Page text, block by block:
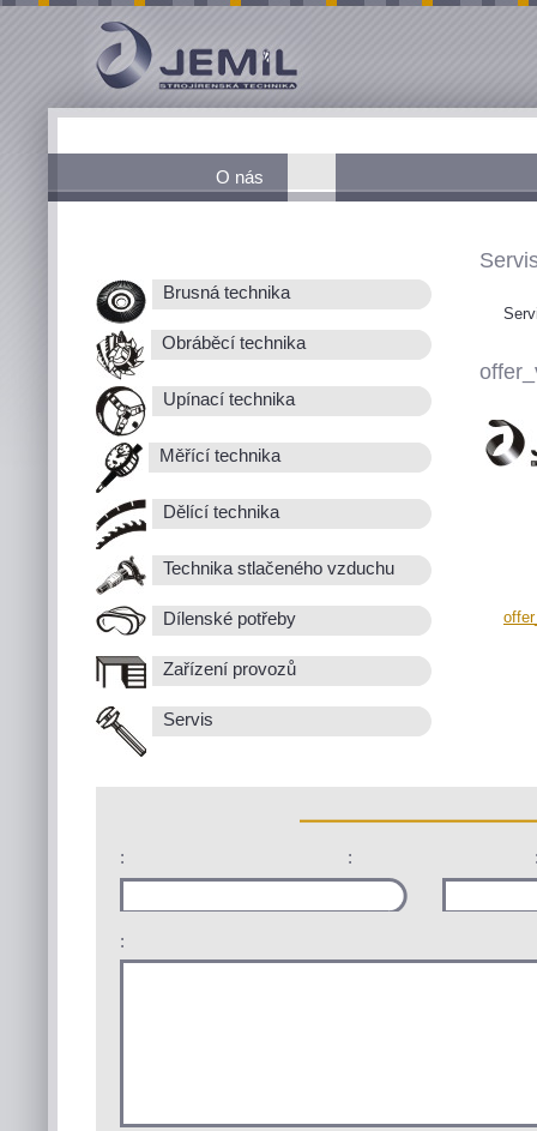
O nás
Brusná technika
Obráběcí technika
Upínací technika
Měřící technika
Dělící technika
Technika stlačeného vzduchu
Dílenské potřeby
Zařízení provozů
Servis
: :
: